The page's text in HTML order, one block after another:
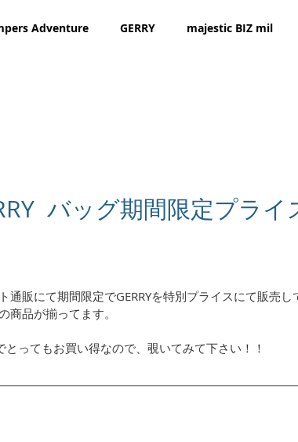
Adventure GERRY majestic BIZ mil
バッグ期間限定プラ
通販にて期間限定でGERRYを特別プライスにて販売
商品が揃ってます。
ってもお買い得なので、覗いてみて下さい！！